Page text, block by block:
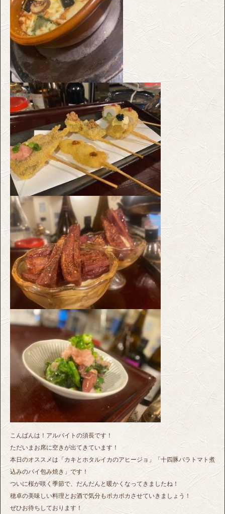
こんばんは！アルバイトの須長です！
ただいまお席に空きが出てきています！
本日のオススメは「カキとホタルイカのアヒージョ」「十四豚バラトマト煮
込みのパイ包み焼き」です！
ついに桜が咲く季節で、だんだんと暖かくなってきましたね！
穂卓の美味しい料理とお酒で気分もポカポカさせていきましょう！
ぜひお待ちしております！